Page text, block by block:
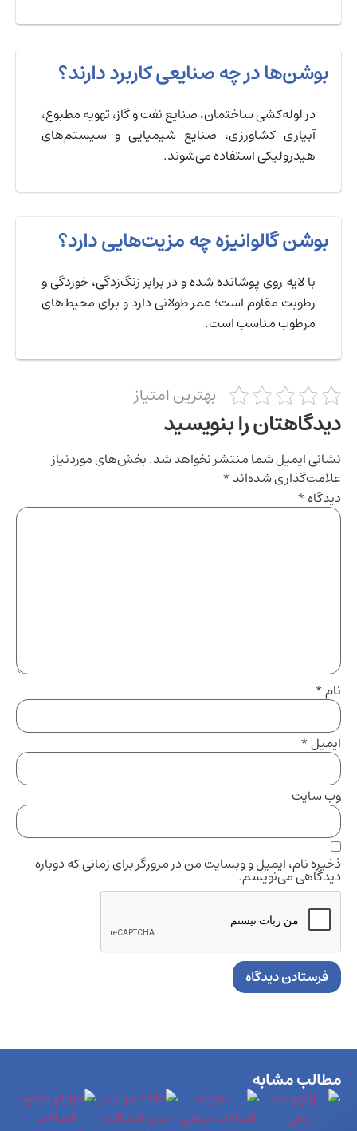
بوشن‌ها در چه صنایعی کاربرد دارند؟
در لوله‌کشی ساختمان، صنایع نفت و گاز، تهویه مطبوع،
آبیاری کشاورزی، صنایع شیمیایی و سیستم‌های
هیدرولیکی استفاده می‌شوند.
بوشن گالوانیزه چه مزیت‌هایی دارد؟
با لایه روی پوشانده شده و در برابر زنگ‌زدگی، خوردگی و
رطوبت مقاوم است؛ عمر طولانی دارد و برای محیط‌های
مرطوب مناسب است.
بهترین امتیاز
دیدگاهتان را بنویسید
نشانی ایمیل شما منتشر نخواهد شد.بخش‌های موردنیاز
علامت‌گذاری شده‌اند*
دیدگاه*
نام*
ایمیل*
وب‌ سایت
ذخیره نام، ایمیل و وبسایت من در مرورگر برای زمانی که دوباره
دیدگاهی می‌نویسم.
مطالب مشابه